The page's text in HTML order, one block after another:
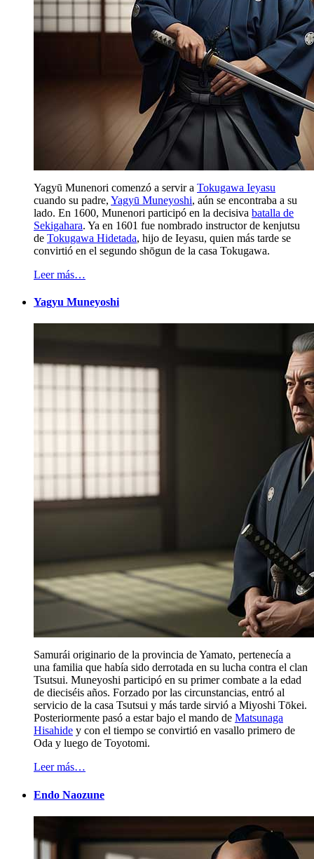
Yagyū Munenori comenzó a servir a Tokugawa Ieyasu
cuando su padre, Yagyū Muneyoshi, aún se encontraba a su
lado. En 1600, Munenori participó en la decisiva batalla de
Sekigahara. Ya en 1601 fue nombrado instructor de kenjutsu
de Tokugawa Hidetada, hijo de Ieyasu, quien más tarde se
convirtió en el segundo shōgun de la casa Tokugawa.
Leer más…
Yagyu Muneyoshi
Samurái originario de la provincia de Yamato, pertenecía a
una familia que había sido derrotada en su lucha contra el clan
Tsutsui. Muneyoshi participó en su primer combate a la edad
de dieciséis años. Forzado por las circunstancias, entró al
servicio de la casa Tsutsui y más tarde sirvió a Miyoshi Tōkei.
Posteriormente pasó a estar bajo el mando de Matsunaga
Hisahide y con el tiempo se convirtió en vasallo primero de
Oda y luego de Toyotomi.
Leer más…
Endo Naozune